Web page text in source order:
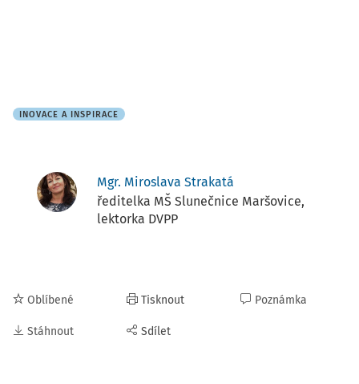
INOVACE A INSPIRACE
Mgr. Miroslava Strakatá
ředitelka MŠ Slunečnice Maršovice,
lektorka DVPP
Oblíbené
Stáhnout
Tisknout
Sdílet
Poznámka